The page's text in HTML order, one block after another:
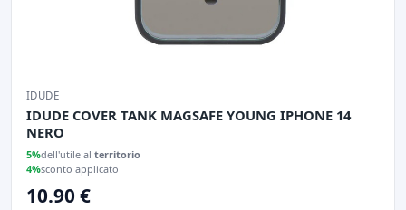
IDUDE
IDUDE COVER TANK MAGSAFE YOUNG IPHONE 14
NERO
5%dell'utile al territorio
4%sconto applicato
10.90 €